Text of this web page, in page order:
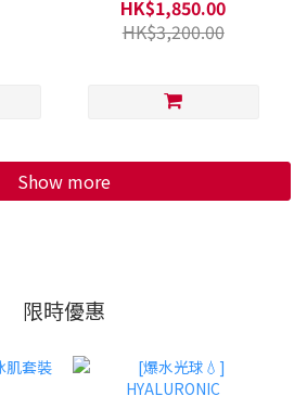
HK$1,850.00
HK$3,200.00
Show more
限時優惠